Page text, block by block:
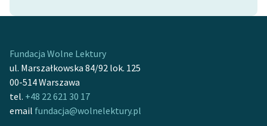
lektur szkolnych oraz
Odkurzamy bohaterów
Szkoła Poezji Wolnych
Lektur
O nas
Fundacja Wolne Lektury
ul. Marszałkowska 84/92 lok. 125
00-514 Warszawa
tel. +48 22 621 30 17
email fundacja@wolnelektury.pl